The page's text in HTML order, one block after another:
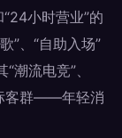
小时营业”的
”、“自助入场”
潮流电竞”、
客群——年轻消